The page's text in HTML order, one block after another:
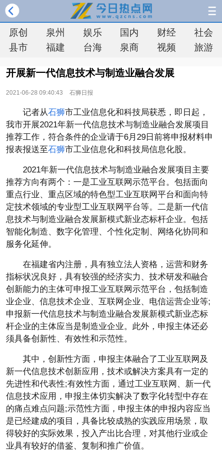
原创 泉州 娱乐 国内 财经
社会
县市
福建 台海 泉商 视频 旅游
开展新一代信息技术与制造业融合发展
2021-06-28 09:40:43 石狮日报
记者从石狮市工业信息化和科技局获悉，即日起，
我市开展2021年新一代信息技术与制造业融合发展项目
推荐工作，符合条件的企业请于6月29日前将申报材料申
报表报送至石狮市工业信息化和科技局信息化股。
2021年新一代信息技术与制造业融合发展项目主要
推荐方向有两个：一是工业互联网示范平台。包括面向
重点行业、重点区域的特色型工业互联网平台和面向特
定技术领域的专业型工业互联网平台等。二是新一代信
息技术与制造业融合发展新模式新业态标杆企业。包括
智能化制造、数字化管理、个性化定制、网络化协同和
服务化延伸。
在福建省内注册，具有独立法人资格，运营和财务
指标状况良好，具有较强的经济实力、技术研发和融合
创新能力的主体可申报工业互联网示范平台，包括制造
业企业、信息技术企业、互联网企业、电信运营企业等;
申报新一代信息技术与制造业融合发展新模式新业态标
杆企业的主体应当是制造业企业。此外，申报主体还必
须具备创新性、有效性和示范性。
其中，创新性方面，申报主体融合了工业互联网及
新一代信息技术创新应用，技术或解决方案具有一定的
先进性和代表性;有效性方面，通过工业互联网、新一代
信息技术应用，申报主体切实解决了数字化转型中存在
的痛点难点问题;示范性方面，申报主体的申报内容应当
是已经建成的项目，具备比较成熟的实践应用场景，取
得较好的实际效果，投入产出比合理，对其他行业或企
业具有较好的借鉴、复制和推广价值。